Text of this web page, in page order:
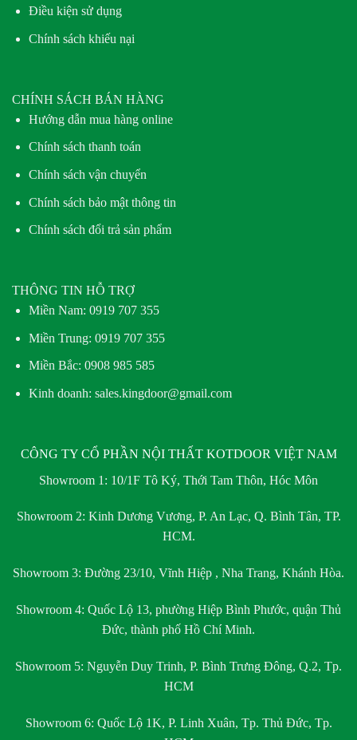
Điều kiện sử dụng
Chính sách khiếu nại
CHÍNH SÁCH BÁN HÀNG
Hướng dẫn mua hàng online
Chính sách thanh toán
Chính sách vận chuyển
Chính sách bảo mật thông tin
Chính sách đổi trả sản phẩm
THÔNG TIN HỖ TRỢ
Miền Nam: 0919 707 355
Miền Trung: 0919 707 355
Miền Bắc: 0908 985 585
Kinh doanh: sales.kingdoor@gmail.com
CÔNG TY CỔ PHẦN NỘI THẤT KOTDOOR VIỆT NAM
Showroom 1: 10/1F Tô Ký, Thới Tam Thôn, Hóc Môn
Showroom 2: Kinh Dương Vương, P. An Lạc, Q. Bình Tân, TP.
HCM.
Showroom 3: Đường 23/10, Vĩnh Hiệp , Nha Trang, Khánh Hòa.
Showroom 4: Quốc Lộ 13, phường Hiệp Bình Phước, quận Thủ
Đức, thành phố Hồ Chí Minh.
Showroom 5: Nguyễn Duy Trinh, P. Bình Trưng Đông, Q.2, Tp.
HCM
Showroom 6: Quốc Lộ 1K, P. Linh Xuân, Tp. Thủ Đức, Tp.